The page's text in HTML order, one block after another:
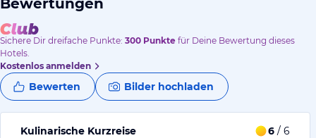
Bewertungen
Sichere Dir dreifache Punkte: 300 Punkte für Deine Bewertung dieses
Hotels.
Kostenlos anmelden
Bewerten Bilder hochladen
Kulinarische Kurzreise 6 / 6